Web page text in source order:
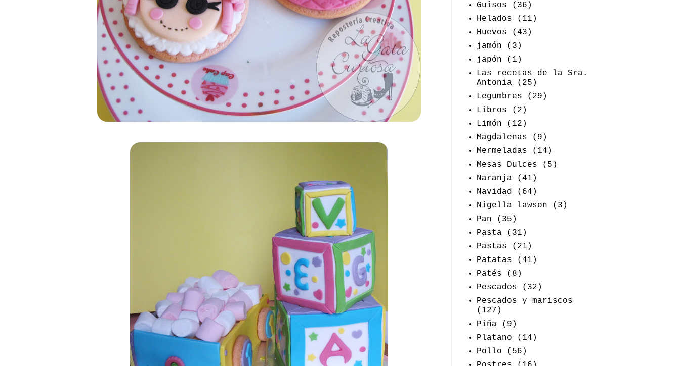
Guisos
(36)
Helados
(11)
Huevos
(43)
jamón
(3)
japón
(1)
Las recetas de la Sra.
Antonia
(25)
Legumbres
(29)
Libros
(2)
Limón
(12)
Magdalenas
(9)
Mermeladas
(14)
Mesas Dulces
(5)
Naranja
(41)
Navidad
(64)
Nigella lawson
(3)
Pan
(35)
Pasta
(31)
Pastas
(21)
Patatas
(41)
Patés
(8)
Pescados
(32)
Pescados y mariscos
(127)
Piña
(9)
Platano
(14)
Pollo
(56)